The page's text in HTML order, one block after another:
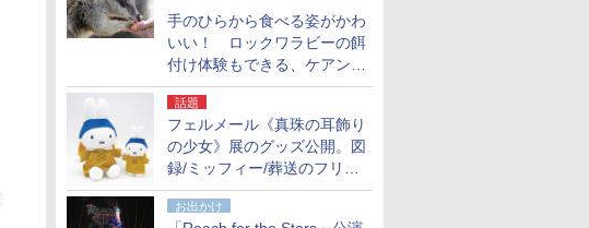
手のひらから食べる姿がかわ
いい！ ロックワラビーの餌
付け体験もできる、ケアンズ
でアサートン高原の日本語ガ
イド付きツアーに参加してみ
た
話題
フェルメール《真珠の耳飾り
の少女》展のグッズ公開。図
録/ミッフィー/葬送のフリー
レンほか、注目ブランドコラ
ボが実現
お出かけ